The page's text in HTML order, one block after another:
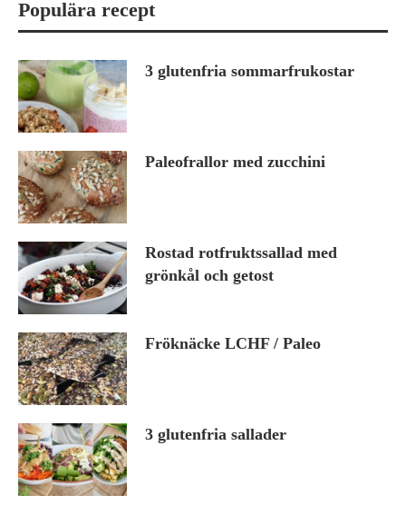
Populära recept
3 glutenfria sommarfrukostar
Paleofrallor med zucchini
Rostad rotfruktssallad med
grönkål och getost
Fröknäcke LCHF / Paleo
3 glutenfria sallader